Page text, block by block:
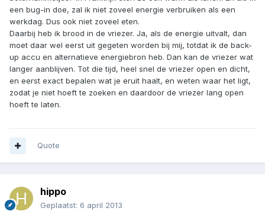
een bug-in doe, zal ik niet zoveel energie verbruiken als een
werkdag. Dus ook niet zoveel eten.
Daarbij heb ik brood in de vriezer. Ja, als de energie uitvalt, dan
moet daar wel eerst uit gegeten worden bij mij, totdat ik de back-
up accu en alternatieve energiebron heb. Dan kan de vriezer wat
langer aanblijven. Tot die tijd, heel snel de vriezer open en dicht,
en eerst exact bepalen wat je eruit haalt, en weten waar het ligt,
zodat je niet hoeft te zoeken en daardoor de vriezer lang open
hoeft te laten.
Quote
hippo
Geplaatst: 6 april 2013